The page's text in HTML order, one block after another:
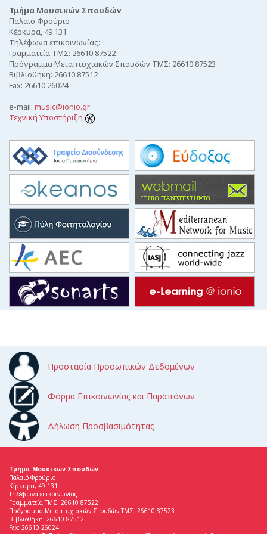
Τμήμα Μουσικών Σπουδών
Παλαιό Φρούριο
Κέρκυρα, 49 131
Τηλέφωνα επικοινωνίας:
Γραμματεία ΤΜΣ: 26610 87522
Πρόγραμμα Μεταπτυχιακών Σπουδών ΤΜΣ: 26610 87523
Βιβλιοθήκη: 26610 87512
Fax: 26610 26024
e-mail: music@ionio.gr
Τεχνική Υποστήριξη
Προστασία Προσωπικών Δεδομένων
Φόρμα Επικοινωνίας και Παραπόνων
Δήλωση Προσβασιμότητας
Τμήμα Μουσικών Σπουδών
Παλαιό Φρούριο
Κέρκυρα, 49 131
Τηλέφωνα επικοινωνίας:
Γραμματεία ΤΜΣ: 26610 87522
Πρόγραμμα Μεταπτυχιακών Σπουδών ΤΜΣ: 26610 87523
Βιβλιοθήκη: 26610 87512
Fax: 26610 26024